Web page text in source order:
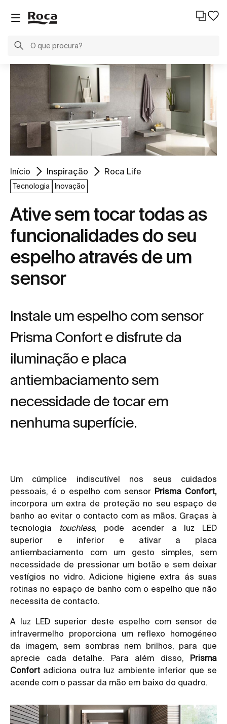
Início Inspiração Roca Life
Tecnologia Inovação
Ative sem tocar todas as
funcionalidades do seu
espelho através de um
sensor
Instale um espelho com sensor
Prisma Confort e disfrute da
iluminação e placa
antiembaciamento sem
necessidade de tocar em
nenhuma superfície.
Um cúmplice indiscutível nos seus cuidados
pessoais, é o espelho com sensor Prisma Confort
incorpora um extra de proteção no seu espaço de
banho ao evitar o contacto com as mãos. Graças à
tecnologia
touchless, pode acender a luz LED
superior e inferior e ativar a placa
antiembaciamento com um gesto simples, sem
necessidade de pressionar um botão e sem deixar
vestígios no vidro. Adicione higiene extra ás suas
rotinas no espaço de banho com o espelho que não
necessita de contacto.
A luz LED superior deste espelho com sensor de
infravermelho proporciona um reflexo homogéneo
da imagem, sem sombras nem brilhos, para que
aprecie cada detalhe. Para além disso, Prisma
Confort adiciona outra luz ambiente inferior que se
acende com o passar da mão em baixo do quadro.